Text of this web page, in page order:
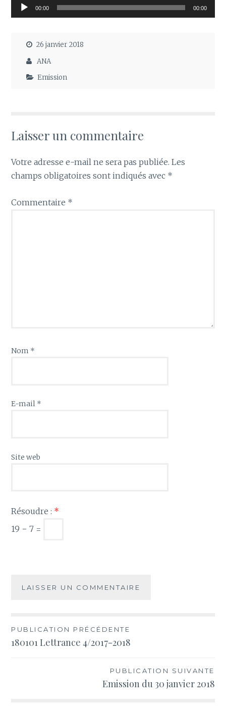
Lecteur
audio
00:00 00:00
26 janvier 2018
ANA
Emission
Laisser un commentaire
Votre adresse e-mail ne sera pas publiée. Les
champs obligatoires sont indiqués avec *
Commentaire *
Nom *
E-mail *
Site web
Résoudre : *
19 − 7 =
Navigation
de
PUBLICATION PRÉCÉDENTE
180101 Lettrance 4/2017-2018
PUBLICATION SUIVANTE
Emission du 30 janvier 2018